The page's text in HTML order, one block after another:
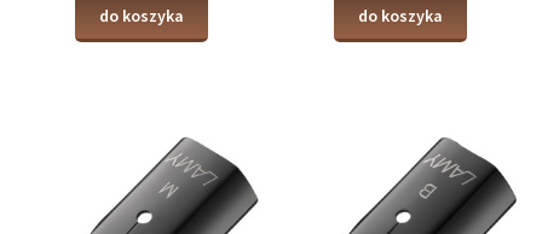
do koszyka do koszyka